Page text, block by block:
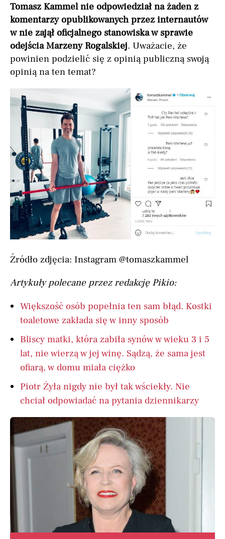
Tomasz Kammel nie odpowiedział na żaden z
komentarzy opublikowanych przez internautów
w nie zajął oficjalnego stanowiska w sprawie
odejścia Marzeny Rogalskiej. Uważacie, że
powinien podzielić się z opinią publiczną swoją
opinią na ten temat?
Źródło zdjęcia: Instagram @tomaszkammel
Artykuły polecane przez redakcję Pikio:
Większość osób popełnia ten sam błąd. Kostki
toaletowe zakłada się w inny sposób
Bliscy matki, która zabiła synów w wieku 3 i 5
lat, nie wierzą w jej winę. Sądzą, że sama jest
ofiarą, w domu miała ciężko
Piotr Żyła nigdy nie był tak wściekły. Nie
chciał odpowiadać na pytania dziennikarzy